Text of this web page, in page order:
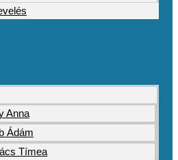
Anna
Ádám
Tímea